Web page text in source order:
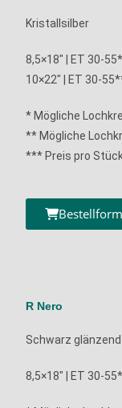
Kristallsilber
8,5×18″ | ET 30-
10×22″ | ET 30-
* Mögliche
** Mögliche
*** Preis pro
R Nero
Schwarz glänzend
8,5×18″ | ET 30-